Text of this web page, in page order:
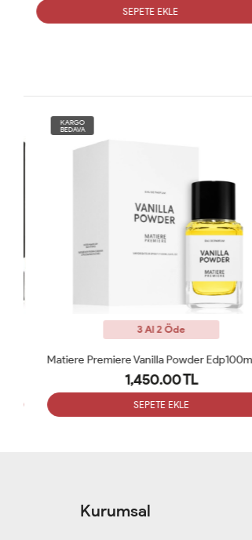
SEPETE EKLE
KARGO
BEDAVA
3 Al 2 Öde
1,450.00 TL
SEPETE EKLE
Kurumsal